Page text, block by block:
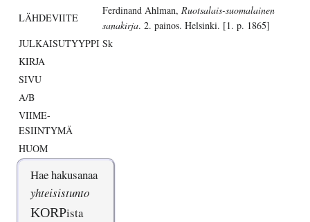
LÄHDEVIITE
Ferdinand Ahlman, Ruotsalais-suomalainen
sanakirja. 2. painos. Helsinki. [1. p. 1865]
JULKAISUTYYPPI Sk
KIRJA
SIVU
A/B
VIIME-
ESIINTYMÄ
HUOM
Hae hakusanaa
yhteisistunto
KORPista